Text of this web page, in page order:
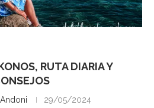
RUTA DIARIA Y
29/05/2024